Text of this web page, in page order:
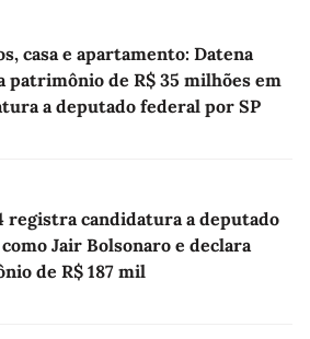
casa e apartamento: Datena
patrimônio de R$ 35 milhões em
a deputado federal por SP
registra candidatura a deputado
Jair Bolsonaro e declara
de R$ 187 mil